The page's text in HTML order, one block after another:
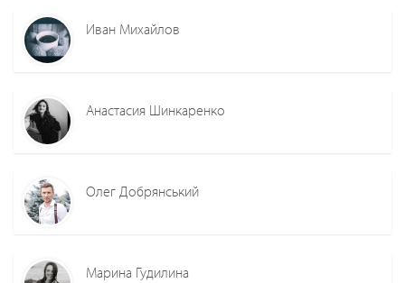
Иван Михайлов
Анастасия Шинкаренко
Олег Добрянський
Марина Гудилина